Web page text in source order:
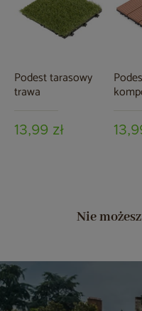
Podest tarasowy
trawa
13,99 zł
Nie